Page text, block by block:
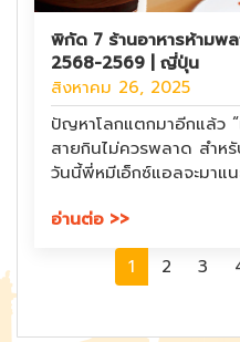
พิกัด 7 ร้านอาหารห้ามพล
2568-2569 | ญี่ปุ่น
สิงหาคม 26, 2025
ปัญหาโลกแตกมาอีกแล้ว “
สายกินไม่ควรพลาด สำห
วันนี้พี่หมีเอ็กซ์แอลจะมาแ
จากคะแนนรีวิวปังๆ จากเ
เพื่อนๆได้ไปลิ้มลองกัน รั
อ่านต่อ >>
1
2 3